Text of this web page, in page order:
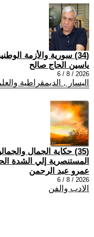
(34) سورية والأزمة الوطنية الجيليّة
ياسين الحاج صالح
2026 / 8 / 6
اليسار , الديمقراطية
(35) حكاية الجمال
المستنصرية إلي الشدة
عمرو عبد الرحمن
2026 / 8 / 6
الادب والفن